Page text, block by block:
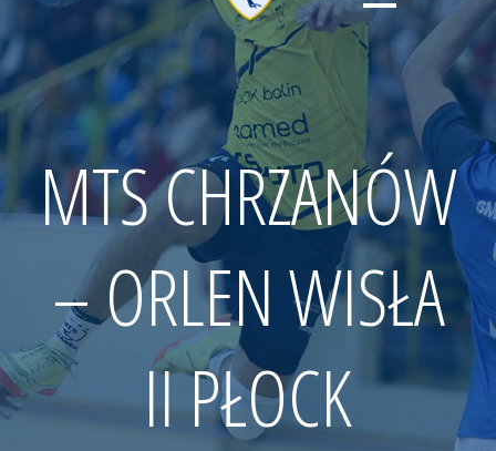
MTS CHRZANÓW
– ORLEN WISŁA
II PŁOCK